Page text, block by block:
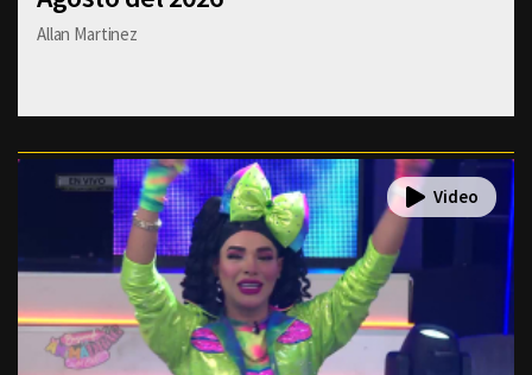
Allan Martinez